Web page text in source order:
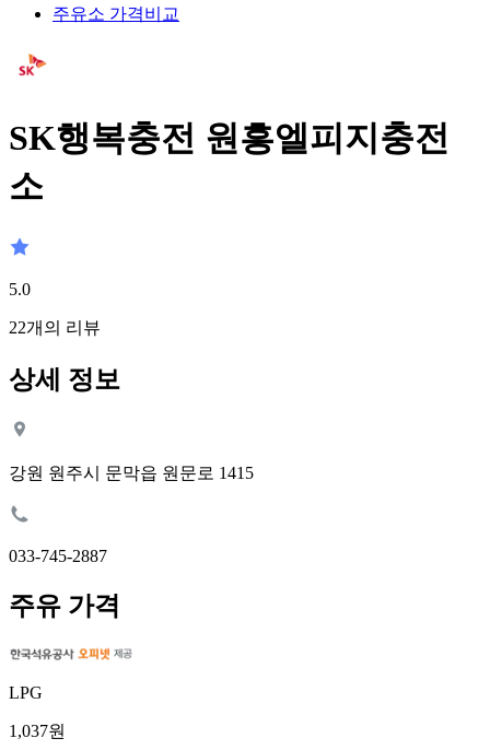
주유소 가격비교
SK행복충전 원흥엘피지충전
소
5.0
22개의 리뷰
상세 정보
강원 원주시 문막읍 원문로 1415
033-745-2887
주유 가격
LPG
1,037원